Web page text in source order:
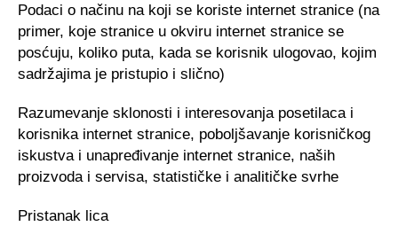
Podaci o načinu na koji se koriste internet stranice (na
primer, koje stranice u okviru internet stranice se
posćuju, koliko puta, kada se korisnik ulogovao, kojim
sadržajima je pristupio i slično)
Razumevanje sklonosti i interesovanja posetilaca i
korisnika internet stranice, poboljšavanje korisničkog
iskustva i unapređivanje internet stranice, naših
proizvoda i servisa, statističke i analitičke svrhe
Pristanak lica